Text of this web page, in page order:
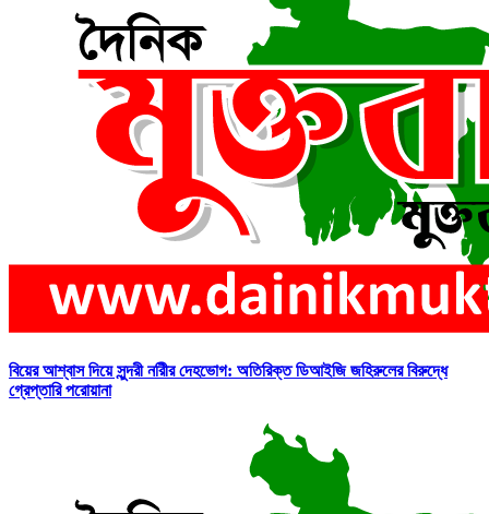
বিয়ের আশ্বাস দিয়ে সুন্দরী নরিীর দেহভোগ: অতিরিক্ত ডিআইজি জহিরুলের বিরুদ্ধে
গ্রেপ্তারি পরোয়ানা